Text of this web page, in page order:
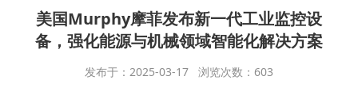
美国Murphy摩菲发布新一代工业监控设
备，强化能源与机械领域智能化解决方案
发布于：2025-03-17 浏览次数：603